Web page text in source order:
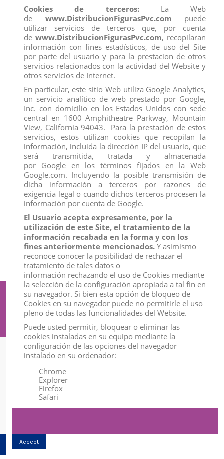
Los clientes que adquirieron este producto también
compraron:
RINOCERONTE INDIO
View
DONALD SUPERPILOTO CON
COCHE
View
Suscríbete a nuestro boletín
Información
Cookies de terceros:La Web
de www.DistribucionFigurasPvc.com puede
utilizar servicios de terceros que, por cuenta
de www.DistribucionFigurasPvc.com, recopilaran
información con fines estadísticos, de uso del Site
por parte del usuario y para la prestacion de otros
servicios relacionados con la actividad del Website y
otros servicios de Internet.
En particular, este sitio Web utiliza Google Analytics,
un servicio analítico de web prestado por Google,
Inc. con domicilio en los Estados Unidos con sede
central en 1600 Amphitheatre Parkway, Mountain
View, California 94043. Para la prestación de estos
servicios, estos utilizan cookies que recopilan la
información, incluida la dirección IP del usuario, que
será transmitida, tratada y almacenada
por Google en los términos fijados en la Web
Google.com. Incluyendo la posible transmisión de
dicha información a terceros por razones de
exigencia legal o cuando dichos terceros procesen la
información por cuenta de Google.
El Usuario acepta expresamente, por la
utilización de este Site, el tratamiento de la
información recabada en la forma y con los
fines anteriormente mencionados. Y asimismo
reconoce conocer la posibilidad de rechazar el
tratamiento de tales datos o
información rechazando el uso de Cookies mediante
la selección de la configuración apropiada a tal fin en
su navegador. Si bien esta opción de bloqueo de
Cookies en su navegador puede no permitirle el uso
pleno de todas las funcionalidades del Website.
Puede usted permitir, bloquear o eliminar las
cookies instaladas en su equipo mediante la
configuración de las opciones del navegador
instalado en su ordenador:
Chrome
Explorer
Firefox
Safari
Accept